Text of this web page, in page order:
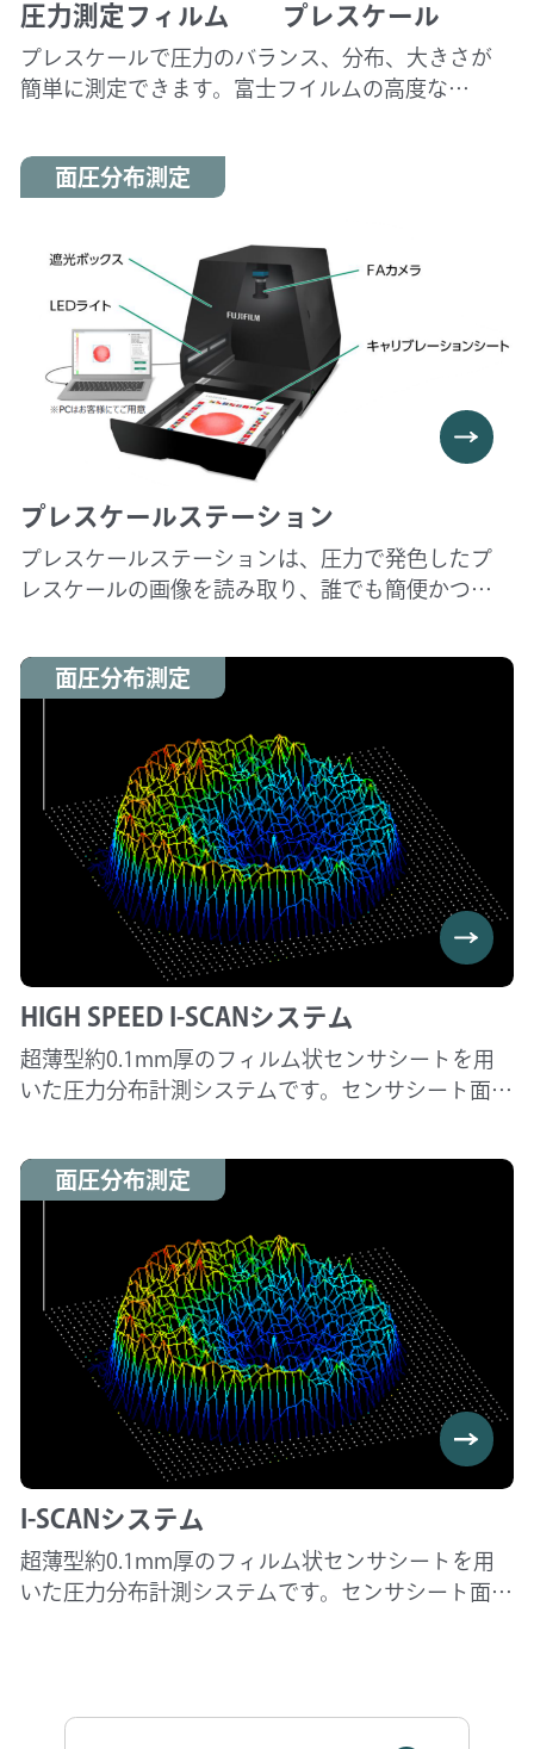
圧力測定フィルム プレスケール
プレスケールで圧力のバランス、分布、大きさが
簡単に測定できます。富士フイルムの高度な
一目で確認できます。圧力を受けると赤く発色、発
広い圧力領域（0.006～300MPa）をカバーするた
め、8種類9タイプのプレスケールをご用意してお
ります。
プレスケールをあらかじめシート状にカットした
製品（プレシート）もございます。
面圧分布測定
プレスケールステーション
プレスケールステーションは、圧力で発色したプ
レスケールの画像を読み取り、誰でも簡便かつ高
だくことで、安定生産に寄与することが期待でき
≪測定可能項目≫
平均・最大・最小圧力（MPa）、
加圧面積（mm2）、均一性（%）
面圧分布測定
HIGH SPEED I-SCANシステム
超薄型約0.1mm厚のフィルム状センサシートを用
いた圧力分布計測システムです。センサシート面に
サシートはシンプルな構造で安価にも関わらず、繰
たシート設計も行うことができます。 HIGH SPEED
I-Scan システムでは、サンプリングレートが最大
730Hzのため、今まで目には見えなかった瞬時の圧
力分布の測定を実現できます。データロガーユニッ
トを採用しているため、これまで有線では対応で
きなかった場所での測定が可能です。 また、測定
したデータを2Dや3Dで確認したりグラフ機能や解
析機能を用いてより高度な分析をいただけます。ま
た、ASCIIデータでエクスポートすることでにより
他のプログラムにもご使用いただけます。
面圧分布測定
I-SCANシステム
超薄型約0.1mm厚のフィルム状センサシートを用
いた圧力分布計測システムです。センサシート面に
り返し使用できます。またお客様のご要望に合わせ